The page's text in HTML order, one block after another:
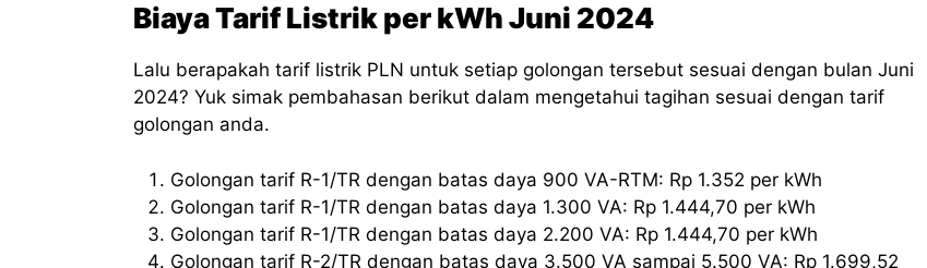
Biaya Tarif Listrik per kWh Juni 2024
Lalu berapakah tarif listrik PLN untuk setiap golongan tersebut sesuai dengan bulan Juni
2024? Yuk simak pembahasan berikut dalam mengetahui tagihan sesuai dengan tarif
golongan anda.
Golongan tarif R-1/TR dengan batas daya 900 VA-RTM: Rp 1.352 per kWh
Golongan tarif R-1/TR dengan batas daya 1.300 VA: Rp 1.444,70 per kWh
Golongan tarif R-1/TR dengan batas daya 2.200 VA: Rp 1.444,70 per kWh
Golongan tarif R-2/TR dengan batas daya 3.500 VA sampai 5.500 VA: Rp 1.699,52